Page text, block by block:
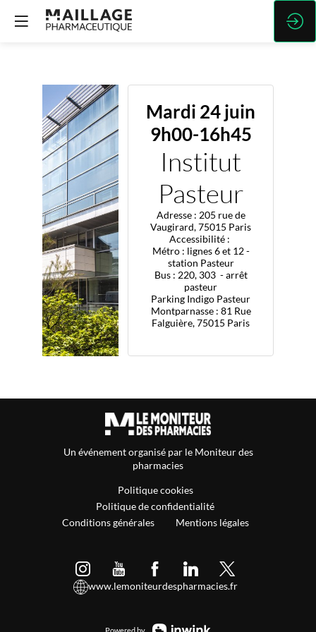
Mardi 24 juin
9h00-16h45
Institut
Pasteur
Adresse : 205 rue de
Vaugirard, 75015 Paris
Accessibilité :
Métro : lignes 6 et 12 -
station Pasteur
Bus : 220, 303 - arrêt
pasteur
Parking Indigo Pasteur
Montparnasse : 81 Rue
Falguière, 75015 Paris
Un événement organisé par le Moniteur des
pharmacies
Politique cookies
Politique de confidentialité
Conditions générales
Mentions légales
www.lemoniteurdespharmacies.fr